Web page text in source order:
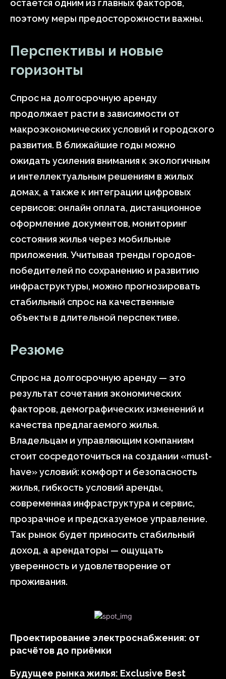
остается одним из главных факторов,
поэтому меры предосторожности важны.
Перспективы и новые
горизонты
Спрос на долгосрочную аренду
продолжает расти в зависимости от
макроэкономических условий и городского
развития. В ближайшие годы можно
ожидать усиления внимания к экологичным
и интеллектуальным решениям в жилых
домах, а также к интеграции цифровых
сервисов: онлайн оплата, дистанционное
оформление документов, мониторинг
состояния жилья через мобильные
приложения. Учитывая тренды городов-
победителей по сохранению и развитию
инфраструктуры, можно прогнозировать
стабильный спрос на качественные
объекты в длительной перспективе.
Резюме
Спрос на долгосрочную аренду — это
результат сочетания экономических
факторов, демографических изменений и
качества предлагаемого жилья.
Владельцам и управляющим компаниям
стоит сосредоточиться на создании «must-
have» условий: комфорт и безопасность
жилья, гибкость условий аренды,
современная инфраструктура и сервис,
прозрачное и предсказуемое управление.
Так рынок будет приносить стабильный
доход, а арендаторы — ощущать
уверенность и удовлетворение от
проживания.
Проектирование электроснабжения: от
расчётов до приёмки
Будущее рынка жилья: Exclusive Best